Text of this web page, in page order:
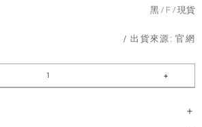
黑 F 現貨
/ 出貨來源:官網